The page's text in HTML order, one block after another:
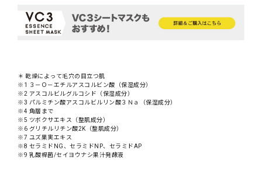
＊ 乾燥によって毛穴の目立つ肌
※1 ３－Ｏ－エチルアスコルビン酸（保湿成分）
※2 アスコルビルグルコシド（保湿成分）
※3 パルミチン酸アスコルビルリン酸３Ｎａ（保湿成分）
※4 角層まで
※5 ツボクサエキス（整肌成分）
※6 グリチルリチン酸2K（整肌成分）
※7 ユズ果実エキス
※8 セラミドNG、セラミドNP、セラミドAP
※9 乳酸桿菌/セイヨウナシ果汁発酵液